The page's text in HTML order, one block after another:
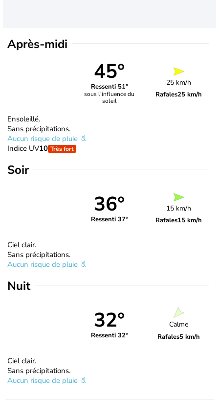
Après-midi
45°
Ressenti 51°
sous l’influence du
soleil
25 km/h
Rafales25 km/h
Ensoleillé.
Sans précipitations.
Aucun risque de pluie
Indice UV10 Très fort
Soir
36°
Ressenti 37°
15 km/h
Rafales15 km/h
Ciel clair.
Sans précipitations.
Aucun risque de pluie
Nuit
32°
Ressenti 32°
Calme
Rafales5 km/h
Ciel clair.
Sans précipitations.
Aucun risque de pluie